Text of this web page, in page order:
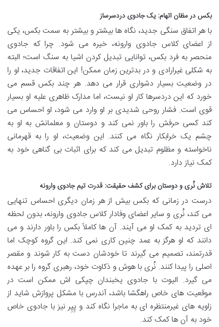
بکس در مظان اتهام: یک جادوی دردسرساز
با هر اتفاق سنگی جدید، نگاه ها بیشتر و بیشتر به سمت بکس، یکی
از اعضای کلاس جادوی وارونه، خیره می شود. چرا که جادوی
منحصر به فرد بکس، توانایی تبدیل کردن اشیا به سنگ است؛ البته
به شکلی غیرارادی و در بدترین زمان ممکن! این اتفاقات جدید، او را
در وضعیت بسیار دشواری قرار می دهد. هر چند بکس قسم می
خورد که این دردسرها کار او نیست، اما مدارک ظاهری علیه او بسیار
قوی است. فشار روحی شدیدی بر او وارد می شود، او احساس می
کند کسی حرفش را باور نمی کند و دوستان و معلمانش به او به
چشم یک خرابکار نگاه می کنند. این وضعیت، او را به قهرمانی
ناخواسته و مظلوم تبدیل می کند که برای اثبات بی گناهی خود به
کمک نیاز دارد.
تلاش نُری و دوستان برای کشف حقیقت: قدرت تیم جادوی وارونه
درست در زمانی که بکس بیش از هر زمان دیگری احساس تنهایی
می کند، نُری و سایر اعضای وفادار کلاس جادوی وارونه، بدون لحظه
ای تردید به کمک او می آیند. آن ها کاملاً بکس را باور دارند و می
دانند که او هرگز به عمد چنین کاری نمی کند. این گروه کوچک اما
قدرتمند، تصمیم می گیرند تا خودشان دست به کار شوند و مقصر
اصلی را پیدا کنند. نُری با هوش و ذکاوت خود، رهبری گروه را بر عهده
می گیرد. الیوت با جادوی یخبندان چپکی اش ممکن است در
موقعیت های خاص راهگشا باشد، آندرس با مشکل پروازش شاید از
زاویه های غیرمنتظره ای به ماجرا نگاه کند و پِپِر نیز با جادوی خاص
خود به آن ها کمک کند.